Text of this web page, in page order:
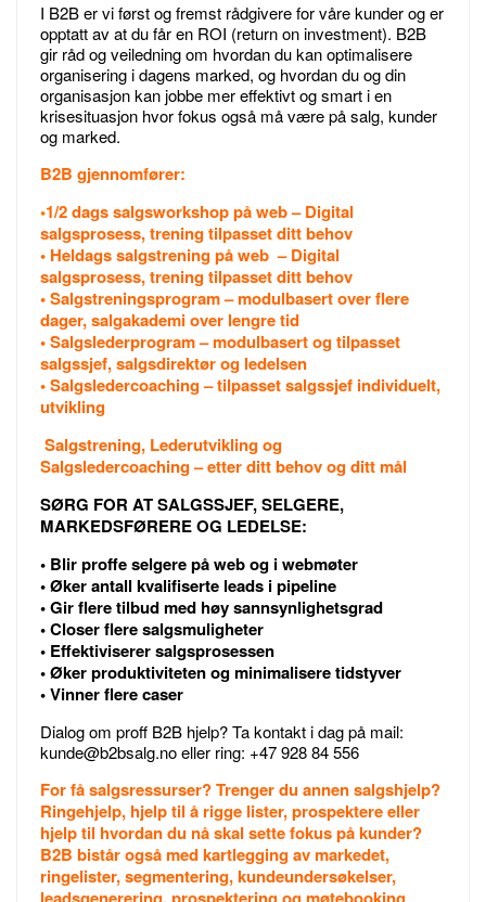
I B2B er vi først og fremst rådgivere for våre kunder og er
opptatt av at du får en ROI (return on investment). B2B
gir råd og veiledning om hvordan du kan optimalisere
organisering i dagens marked, og hvordan du og din
organisasjon kan jobbe mer effektivt og smart i en
krisesituasjon hvor fokus også må være på salg, kunder
og marked.
B2B gjennomfører:
•1/2 dags salgsworkshop på web – Digital
salgsprosess, trening tilpasset ditt behov
• Heldags salgstrening på web – Digital
salgsprosess, trening tilpasset ditt behov
• Salgstreningsprogram – modulbasert over flere
dager, salgakademi over lengre tid
• Salgslederprogram – modulbasert og tilpasset
salgssjef, salgsdirektør og ledelsen
• Salgsledercoaching – tilpasset salgssjef individuelt,
utvikling
Salgstrening, Lederutvikling og
Salgsledercoaching – etter ditt behov og ditt mål
SØRG FOR AT SALGSSJEF, SELGERE,
MARKEDSFØRERE OG LEDELSE:
• Blir proffe selgere på web og i webmøter
• Øker antall kvalifiserte leads i pipeline
• Gir flere tilbud med høy sannsynlighetsgrad
• Closer flere salgsmuligheter
• Effektiviserer salgsprosessen
• Øker produktiviteten og minimalisere tidstyver
• Vinner flere caser
Dialog om proff B2B hjelp? Ta kontakt i dag på mail:
kunde@b2bsalg.no eller ring: +47 928 84 556
For få salgsressurser? Trenger du annen salgshjelp?
Ringehjelp, hjelp til å rigge lister, prospektere eller
hjelp til hvordan du nå skal sette fokus på kunder?
B2B bistår også med kartlegging av markedet,
ringelister, segmentering, kundeundersøkelser,